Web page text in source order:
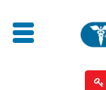
Trang